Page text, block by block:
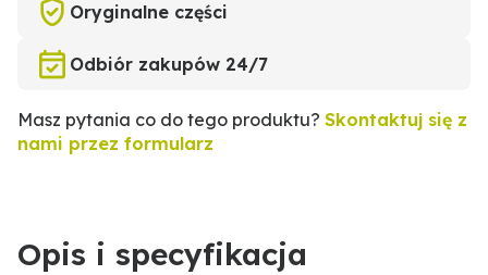
Oryginalne części
Odbiór zakupów 24/7
Masz pytania co do tego produktu? Skontaktuj się z
nami przez formularz
Opis i specyfikacja